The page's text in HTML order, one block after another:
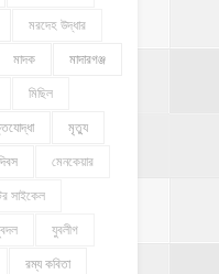
মরদেহ উদ্ধার
মাদক মাদারগঞ্জ
মিছিল
মৃত্যু
মেনকেয়ার
সাইকেল
যুবলীগ
রম্য কবিতা